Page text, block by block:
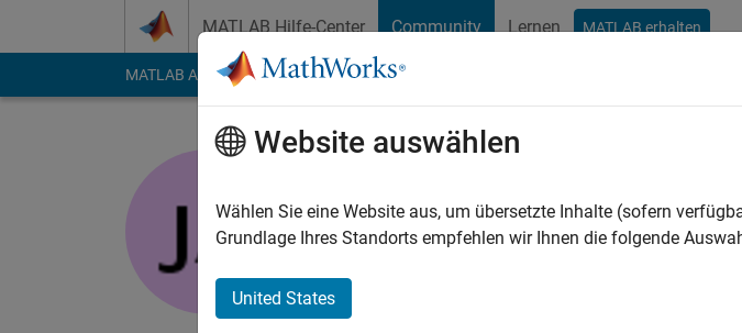
MATLAB Hilfe-Center Community Lernen MATLAB erhalten
MATLAB Answers File Exchange Cody
Last seen: mehr als ein Jahr vor|Aktiv seit 2022
Followers:0 Following:0
Website auswählen
Wählen Sie eine Website aus, um übersetzte Inhalte (sofern
Grundlage Ihres Standorts empfehlen wir Ihnen die folgende
United States